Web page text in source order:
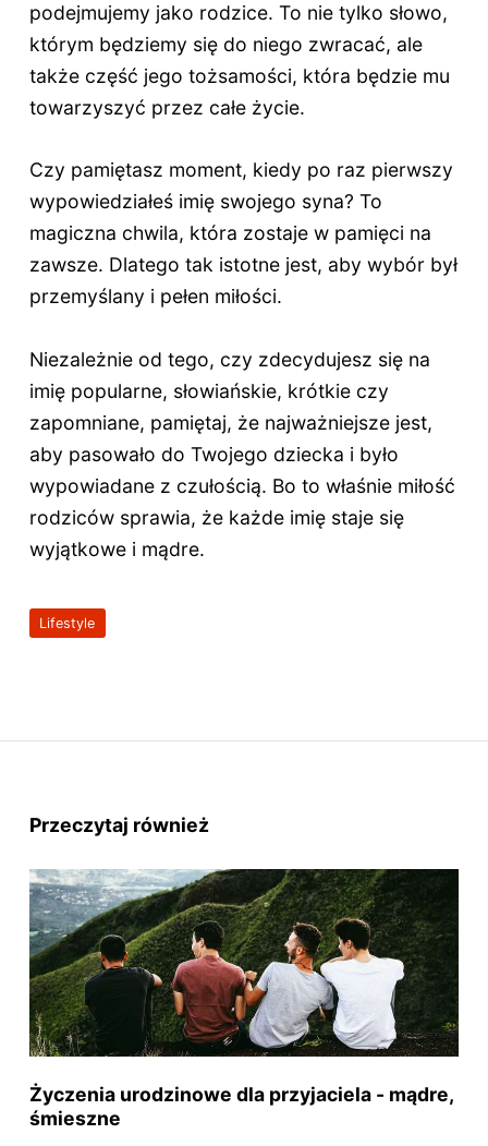
podejmujemy jako rodzice. To nie tylko słowo,
którym będziemy się do niego zwracać, ale
także część jego tożsamości, która będzie mu
towarzyszyć przez całe życie.
Czy pamiętasz moment, kiedy po raz pierwszy
wypowiedziałeś imię swojego syna? To
magiczna chwila, która zostaje w pamięci na
zawsze. Dlatego tak istotne jest, aby wybór był
przemyślany i pełen miłości.
Niezależnie od tego, czy zdecydujesz się na
imię popularne, słowiańskie, krótkie czy
zapomniane, pamiętaj, że najważniejsze jest,
aby pasowało do Twojego dziecka i było
wypowiadane z czułością. Bo to właśnie miłość
rodziców sprawia, że każde imię staje się
wyjątkowe i mądre.
Lifestyle
Przeczytaj również
Życzenia urodzinowe dla przyjaciela - mądre,
śmieszne